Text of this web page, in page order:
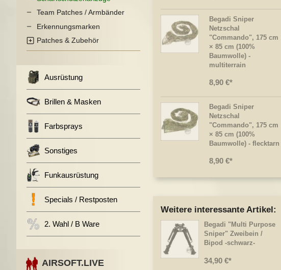
Begadi Sniper
Netzschal
"Commando", 175 cm
× 85 cm (100%
Baumwolle) -
multiterrain
8,90 €
Begadi Sniper
Netzschal
"Commando", 175 cm
× 85 cm (100%
Baumwolle) - flecktarn
8,90 €
Weitere interessante Artikel:
Begadi "Multi Purpose
Sniper" Zweibein /
Bipod -schwarz-
34,90 €
Team Patches / Armbänder
Erkennungsmarken
Patches & Zubehör
Ausrüstung
Brillen & Masken
Farbsprays
Sonstiges
Funkausrüstung
Specials / Restposten
2. Wahl / B Ware
AIRSOFT.LIVE